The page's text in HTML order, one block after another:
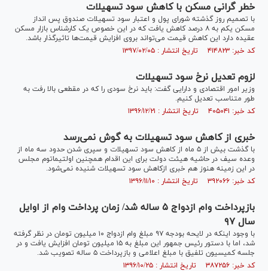
خطر گرانی مسکن با کاهش سود تسهیلات
با تصمیم روز گذشته شورای پول و اعتبار سود تسهیلات صندوق پس انداز
مسکن یکم به ۸ درصد کاهش یافت که در این خصوص یک کارشناس بازار مسکن
عقیده دارد این کاهش قیمت می‌تواند بروی افزایش قیمت‌ها تاثیرگذار باشد.
کد خبر: ۴۱۴۸۲۳ تاریخ انتشار : ۱۳۹۷/۰۲/۰۵
لزوم تعدیل نرخ سود تسهیلات
وزیر امور اقتصادی و دارایی گفت: باید نرخ‌ سودی را که در مقطعی بالا رفت به
طور متناسب تعدیل کنیم.
کد خبر: ۴۰۵۰۴۱ تاریخ انتشار : ۱۳۹۶/۱۲/۲۱
خبری از کاهش سود تسهیلات به گوش نمی‌رسد
با گذشت بیش از ۵ ماه از کاهش سود تسهیلات و سپری شدن حدود سه ماه از
وعده سیف در حاشیه هیئت دولت برای این اقدام همچنین اولتیماتوم مجلس
در این زمینه هنوز هم خبری ازکاهش سود تسهیلات شنیده نمی‌شود.
کد خبر: ۳۹۲۰۶۶ تاریخ انتشار : ۱۳۹۶/۱۱/۱۰
بازپرداخت وام ازدواج ۵ ساله شد/ زمان پرداخت وام از اوایل
سال ۹۷
با وجود اینکه در لایحه بودجه ۹۷ مبلغ وام ازدواج ۱۰ میلیون تومان در نظر گرفته
شد، اما با دستور رئیس جمهور این مبلغ به ۱۵ میلیون تومان افزایش یافت و در
جلسه کمیسیون تلفیق با مبلغ اعلامی و بازپرداخت ۵ ساله تصویب شد.
کد خبر: ۳۸۷۲۵۶ تاریخ انتشار : ۱۳۹۶/۱۰/۲۵